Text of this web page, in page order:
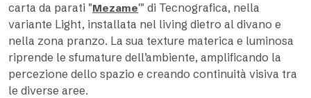
carta da parati "Mezame'" di Tecnografica, nella
variante Light, installata nel living dietro al divano e
nella zona pranzo. La sua texture materica e luminosa
riprende le sfumature dell’ambiente, amplificando la
percezione dello spazio e creando continuità visiva tra
le diverse aree.